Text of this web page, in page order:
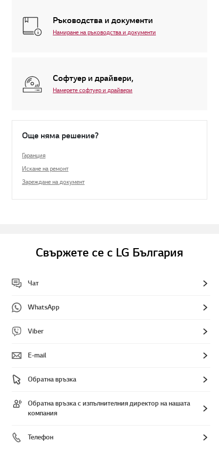
Ръководства и документи
Намиране на ръководства и документи
Софтуер и драйвери,
Намерете софтуер и драйвери
Още няма решение?
Гаранция
Искане на ремонт
Зареждане на документ
Свържете се с LG България
Чат
WhatsApp
Viber
E-mail
Обратна връзка
Обратна връзка с изпълнителния директор на нашата
компания
Телефон